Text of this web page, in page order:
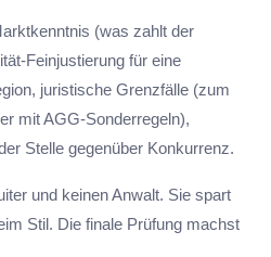
(was zahlt der
Feinjustierung für eine
juristische Grenzfälle (zum
mit AGG-Sonderregeln),
Stelle gegenüber Konkurrenz.
und keinen Anwalt. Sie spart
Stil. Die finale Prüfung machst